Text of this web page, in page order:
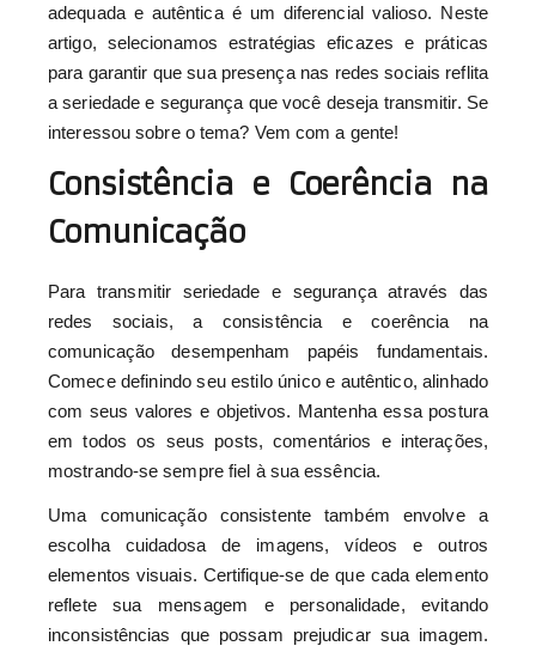
adequada e autêntica é um diferencial valioso. Neste
artigo, selecionamos estratégias eficazes e práticas
para garantir que sua presença nas redes sociais reflita
a seriedade e segurança que você deseja transmitir. Se
interessou sobre o tema? Vem com a gente!
Consistência e Coerência na
Comunicação
Para transmitir seriedade e segurança através das
redes sociais, a consistência e coerência na
comunicação desempenham papéis fundamentais.
Comece definindo seu estilo único e autêntico, alinhado
com seus valores e objetivos. Mantenha essa postura
em todos os seus posts, comentários e interações,
mostrando-se sempre fiel à sua essência.
Uma comunicação consistente também envolve a
escolha cuidadosa de imagens, vídeos e outros
elementos visuais. Certifique-se de que cada elemento
reflete sua mensagem e personalidade, evitando
inconsistências que possam prejudicar sua imagem.